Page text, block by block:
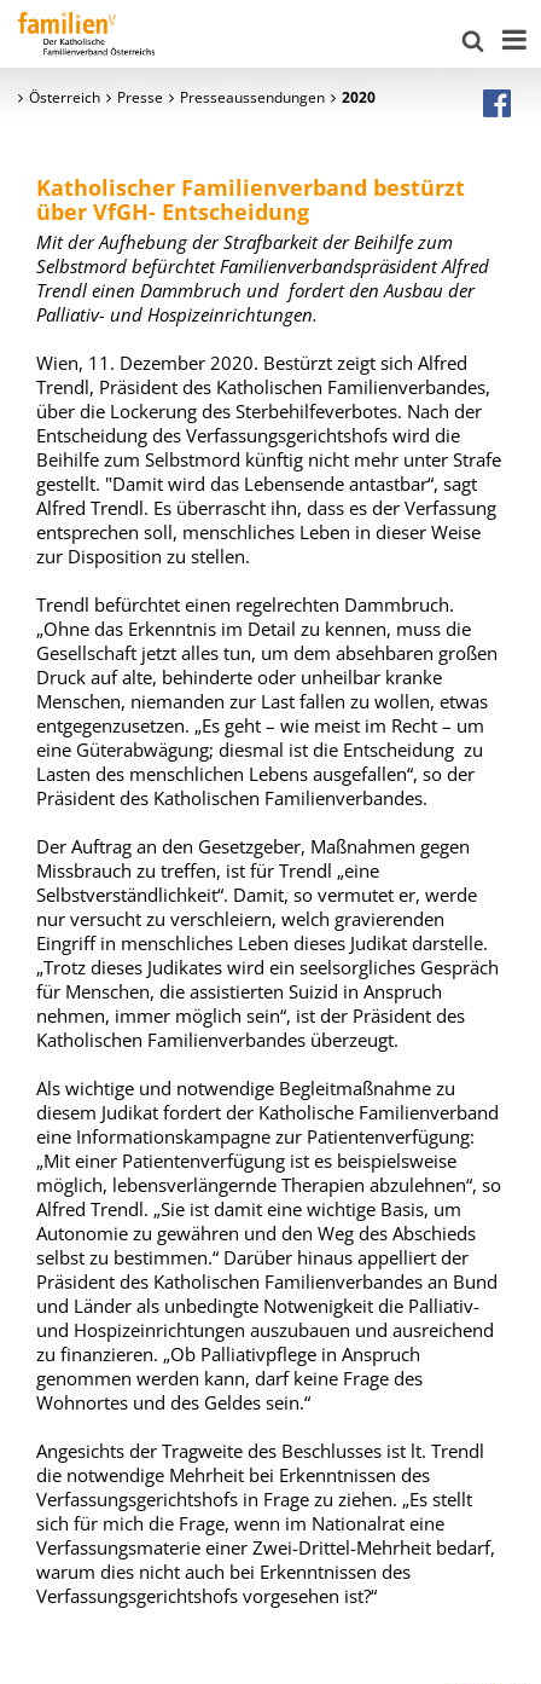
Österreich Presse Presseaussendungen 2020
Katholischer Familienverband bestürzt
über VfGH- Entscheidung
Mit der Aufhebung der Strafbarkeit der Beihilfe zum
Selbstmord befürchtet Familienverbandspräsident Alfred
Trendl einen Dammbruch und fordert den Ausbau der
Palliativ- und Hospizeinrichtungen.
Wien, 11. Dezember 2020. Bestürzt zeigt sich Alfred
Trendl, Präsident des Katholischen Familienverbandes,
über die Lockerung des Sterbehilfeverbotes. Nach der
Entscheidung des Verfassungsgerichtshofs wird die
Beihilfe zum Selbstmord künftig nicht mehr unter Strafe
gestellt. "Damit wird das Lebensende antastbar“, sagt
Alfred Trendl. Es überrascht ihn, dass es der Verfassung
entsprechen soll, menschliches Leben in dieser Weise
zur Disposition zu stellen.
Trendl befürchtet einen regelrechten Dammbruch.
„Ohne das Erkenntnis im Detail zu kennen, muss die
Gesellschaft jetzt alles tun, um dem absehbaren großen
Druck auf alte, behinderte oder unheilbar kranke
Menschen, niemanden zur Last fallen zu wollen, etwas
entgegenzusetzen. „Es geht – wie meist im Recht – um
eine Güterabwägung; diesmal ist die Entscheidung zu
Lasten des menschlichen Lebens ausgefallen“, so der
Präsident des Katholischen Familienverbandes.
Der Auftrag an den Gesetzgeber, Maßnahmen gegen
Missbrauch zu treffen, ist für Trendl „eine
Selbstverständlichkeit“. Damit, so vermutet er, werde
nur versucht zu verschleiern, welch gravierenden
Eingriff in menschliches Leben dieses Judikat darstelle.
„Trotz dieses Judikates wird ein seelsorgliches Gespräch
für Menschen, die assistierten Suizid in Anspruch
nehmen, immer möglich sein“, ist der Präsident des
Katholischen Familienverbandes überzeugt.
Als wichtige und notwendige Begleitmaßnahme zu
diesem Judikat fordert der Katholische Familienverband
eine Informationskampagne zur Patientenverfügung:
„Mit einer Patientenverfügung ist es beispielsweise
möglich, lebensverlängernde Therapien abzulehnen“, so
Alfred Trendl. „Sie ist damit eine wichtige Basis, um
Autonomie zu gewähren und den Weg des Abschieds
selbst zu bestimmen.“ Darüber hinaus appelliert der
Präsident des Katholischen Familienverbandes an Bund
und Länder als unbedingte Notwenigkeit die Palliativ-
und Hospizeinrichtungen auszubauen und ausreichend
zu finanzieren. „Ob Palliativpflege in Anspruch
genommen werden kann, darf keine Frage des
Wohnortes und des Geldes sein.“
Angesichts der Tragweite des Beschlusses ist lt. Trendl
die notwendige Mehrheit bei Erkenntnissen des
Verfassungsgerichtshofs in Frage zu ziehen. „Es stellt
sich für mich die Frage, wenn im Nationalrat eine
Verfassungsmaterie einer Zwei-Drittel-Mehrheit bedarf,
warum dies nicht auch bei Erkenntnissen des
Verfassungsgerichtshofs vorgesehen ist?“